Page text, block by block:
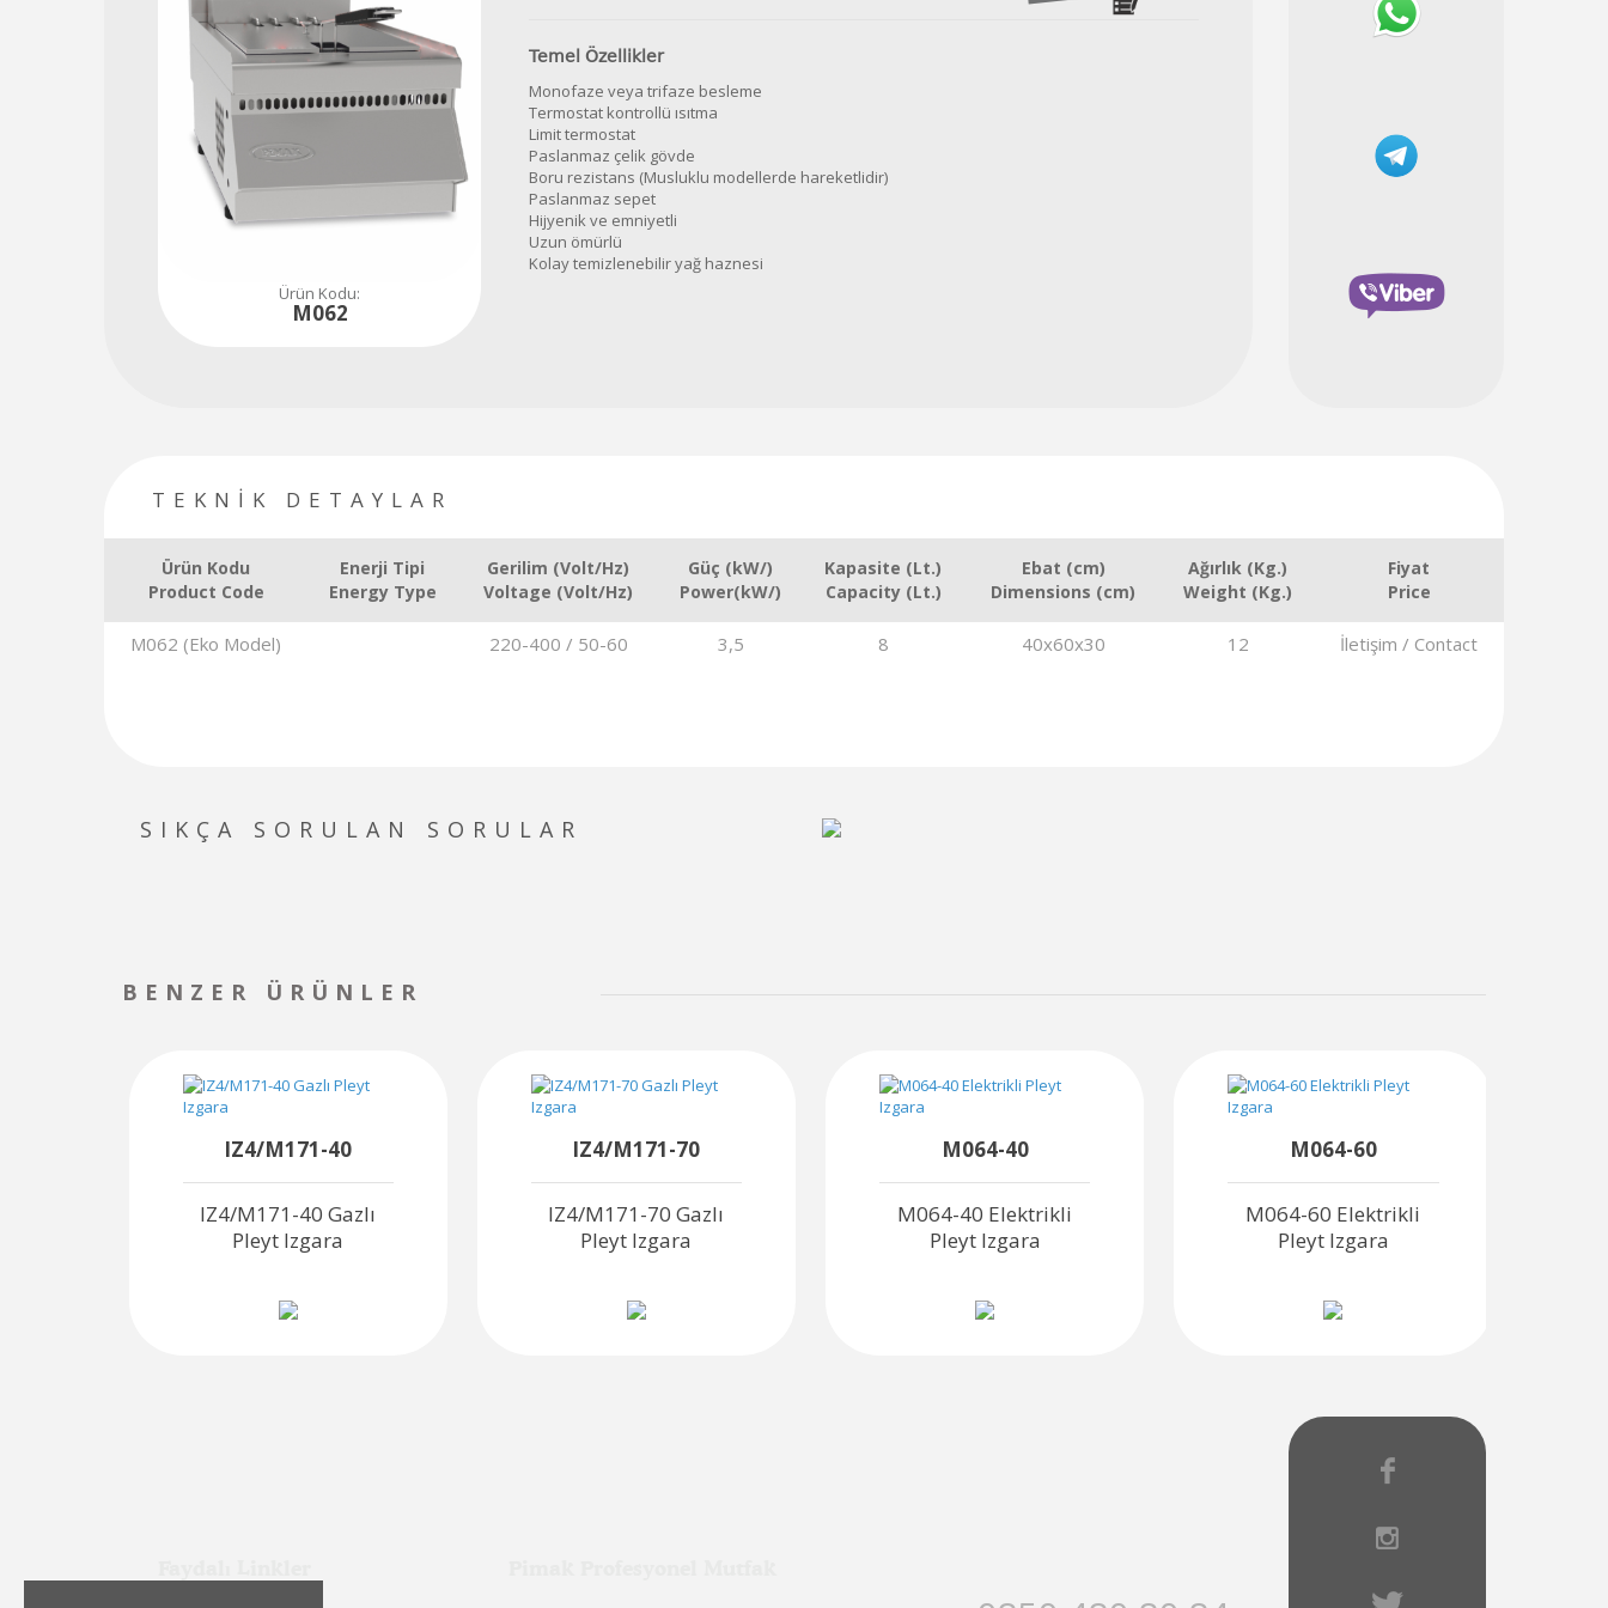
480
Ürün Kodu:
M062
Temel Özellikler
Monofaze veya trifaze besleme
Termostat kontrollü ısıtma
Limit termostat
Paslanmaz çelik gövde
Boru rezistans (Musluklu modellerde hareketlidir)
Paslanmaz sepet
Hijyenik ve emniyetli
Uzun ömürlü
Kolay temizlenebilir yağ haznesi
TEKNİK DETAYLAR
Ürün Kodu
Product Code
Enerji Tipi
Energy Type
Gerilim (Volt/Hz)
Voltage (Volt/Hz)
Güç (kW/)
Power(kW/)
Kapasite (Lt.)
Capacity (Lt.)
Ebat (cm)
Dimensions (cm)
Ağırlık (Kg.)
Weight (Kg.)
Fiyat
Price
M062 (Eko Model) 220-400 / 50-60 3,5 8 40x60x30 12 İletişim / Contact
SIKÇA SORULAN SORULAR
BENZER ÜRÜNLER
IZ4/M171-40
IZ4/M171-40 Gazlı
Pleyt Izgara
IZ4/M171-70
IZ4/M171-70 Gazlı
Pleyt Izgara
M064-40
M064-40 Elektrikli
Pleyt Izgara
M064-60
M064-60 Elektrikli
Pleyt Izgara